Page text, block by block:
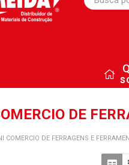
DE
COMERCIO DE FERRAGENS E